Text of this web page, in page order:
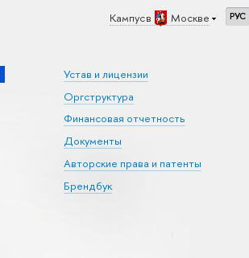
Кампус в Москве РУС
Устав и лицензии
Оргструктура
Финансовая отчетность
Документы
Авторские права и патенты
Брендбук